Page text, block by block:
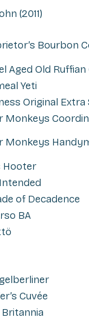
(2011)
Bourbon
Aged Old Ruffian
Yeti
Original
Monkeys
Monkeys
Hooter
of Decadence
BA
Cuvée